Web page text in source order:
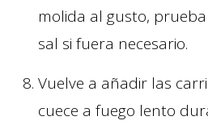
molida al gusto,
sal si fuera necesario.
Vuelve a añadir las
cuece a fuego lento